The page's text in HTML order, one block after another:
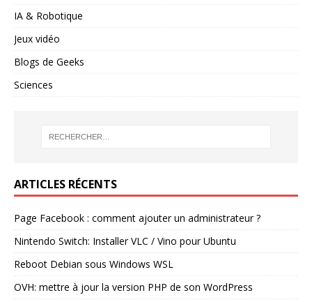
IA & Robotique
Jeux vidéo
Blogs de Geeks
Sciences
ARTICLES RÉCENTS
Page Facebook : comment ajouter un administrateur ?
Nintendo Switch: Installer VLC / Vino pour Ubuntu
Reboot Debian sous Windows WSL
OVH: mettre à jour la version PHP de son WordPress